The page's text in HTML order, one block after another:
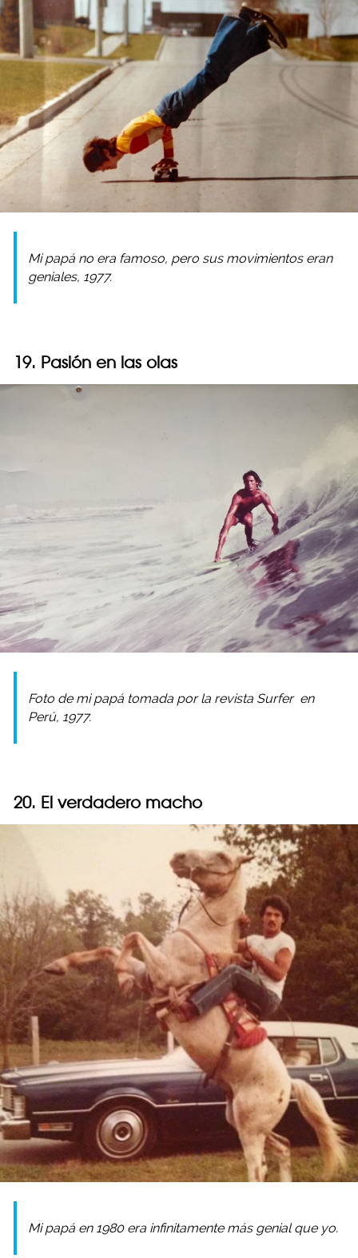
Mi papá no era famoso, pero sus movimientos eran
geniales, 1977.
19. Pasión en las olas
Foto de mi papá tomada por la revista Surfer en
Perú, 1977.
20. El verdadero macho
Mi papá en 1980 era infinitamente más genial que yo.